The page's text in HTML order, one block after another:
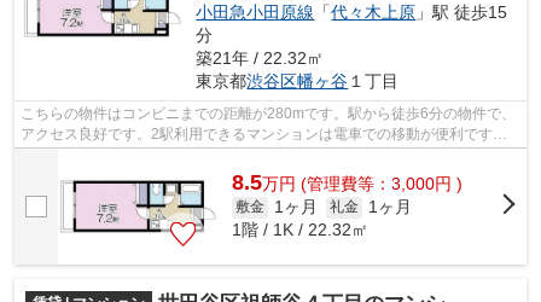
小田急小田原線 「代々木上原 」駅 徒歩15
分
築21年 / 22.32㎡
東京都渋谷区幡ヶ谷 １丁目
こちらの物件はコンビニまでの距離が280mです。駅から徒歩6分の物件で、
アクセス良好です。2駅利用できるマンションは電車での移動が便利です。
防犯対策もバッチリなマンションタイプ...
8.5万円 (管理費等：3,000円 )
敷金 1ヶ月 礼金
1ヶ月
1階 / 1K / 22.32㎡